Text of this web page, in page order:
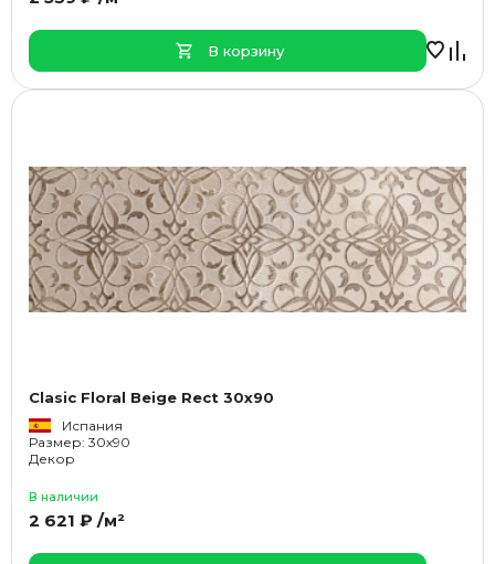
В корзину
Clasic Floral Beige Rect 30x90
Испания
Размер: 30x90
Декор
В наличии
2 621 ₽ /м²